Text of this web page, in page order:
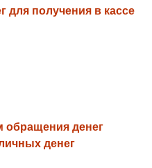
для получения в кассе
обращения денег
денег